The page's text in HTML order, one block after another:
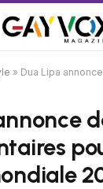
» Dua Lipa annonce des dates